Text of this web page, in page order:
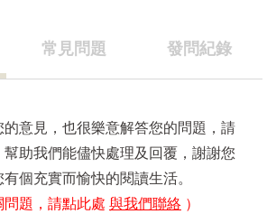
常見問題 發問紀錄
意見，也很樂意解答您的問題，請
助我們能儘快處理及回覆，謝謝您
個充實而愉快的閱讀生活。
問題，請點此處 與我們聯絡 ）